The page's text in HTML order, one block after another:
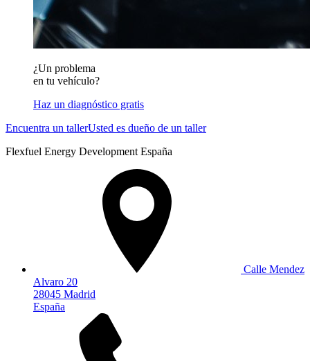
¿Un problema
en tu vehículo?
Haz un diagnóstico gratis
Encuentra un tallerUsted es dueño de un taller
Flexfuel Energy Development España
Calle Mendez
Alvaro 20
28045 Madrid
España